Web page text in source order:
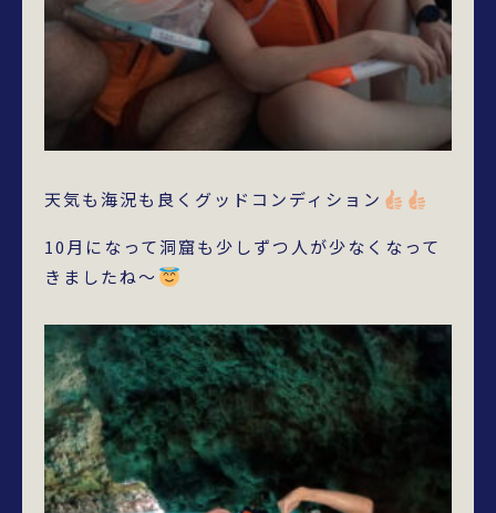
天気も海況も良くグッドコンディション
10月になって洞窟も少しずつ人が少なくなって
きましたね～